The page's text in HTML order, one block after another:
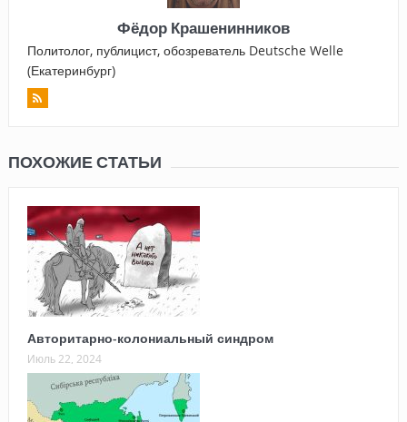
Фёдор Крашенинников
Политолог, публицист, обозреватель Deutsche Welle
(Екатеринбург)
ПОХОЖИЕ СТАТЬИ
Авторитарно-колониальный синдром
Июль 22, 2024